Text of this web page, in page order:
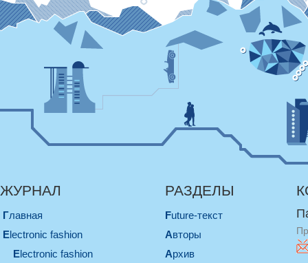
ЖУРНАЛ
Главная
electronic fashion
electronic fashion
РАЗДЕЛЫ
Future-текст
Авторы
Архив